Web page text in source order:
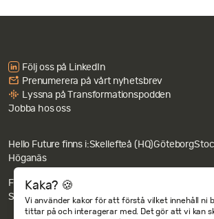
Följ oss på LinkedIn
Prenumerera på vårt nyhetsbrev
Lyssna på Transformationspodden
Jobba hos oss
Hello Future finns i:Skellefteå (HQ)Göteborg
Höganäs
Fakturaadress: Hello Future AB c/o Revideco,
Skellefteå.
Integritets- och cookiepolicy
Kaka? 🍪
Vi använder kakor för att förstå vilket innehåll ni
tittar på och interagerar med. Det gör att vi kan